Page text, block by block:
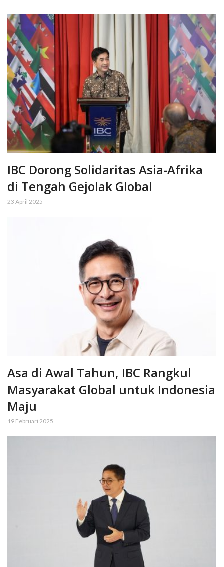
IBC Dorong Solidaritas Asia-Afrika
di Tengah Gejolak Global
23 April 2025
Asa di Awal Tahun, IBC Rangkul
Masyarakat Global untuk Indonesia
Maju
19 Februari 2025